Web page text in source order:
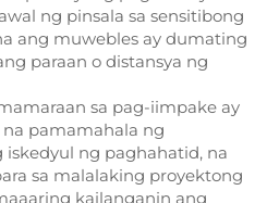
ng pinsala sa sensitibong
ang muwebles ay dumating
paraan o distansya ng
sa pag-iimpake ay
pamamahala ng
ng paghahatid, na
sa malalaking proyektong
kailanganin ang